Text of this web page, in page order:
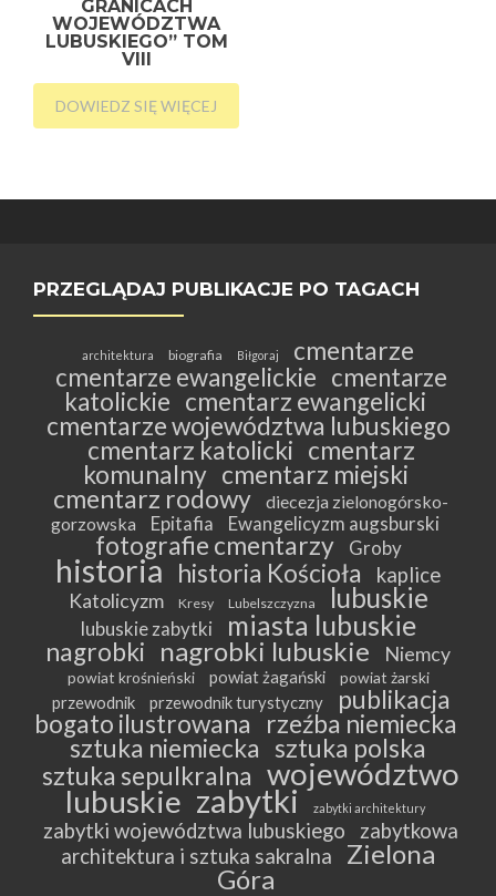
GRANICACH
WOJEWÓDZTWA
LUBUSKIEGO” TOM
VIII
DOWIEDZ SIĘ WIĘCEJ
PRZEGLĄDAJ PUBLIKACJE PO TAGACH
architektura biografia Biłgoraj
cmentarze
cmentarze ewangelickie cmentarze
katolickie cmentarz ewangelicki
cmentarze województwa lubuskiego
cmentarz katolicki cmentarz
komunalny cmentarz miejski
cmentarz rodowy
diecezja zielonogórsko-
gorzowska
Epitafia Ewangelicyzm augsburski
fotografie cmentarzy Groby
historia historia Kościoła kaplice
Katolicyzm Kresy Lubelszczyzna lubuskie
lubuskie zabytki miasta lubuskie
nagrobki nagrobki lubuskie Niemcy
powiat krośnieński powiat żagański powiat żarski
przewodnik przewodnik turystyczny
publikacja
bogato ilustrowana
rzeźba niemiecka
sztuka niemiecka sztuka polska
sztuka sepulkralna województwo
lubuskie zabytki zabytki architektury
zabytki województwa lubuskiego
zabytkowa
architektura i sztuka sakralna
Zielona
Góra